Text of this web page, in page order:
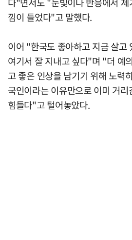
낌이 들었다"고 말했다.
이어 "한국도 좋아하고 지금 살고
여기서 잘 지내고 싶다"며 "더 예
고 좋은 인상을 남기기 위해 노력
국인이라는 이유만으로 이미 거
힘들다"고 털어놓았다.